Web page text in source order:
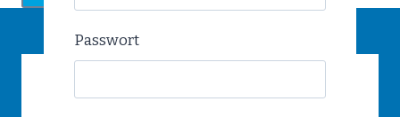
Plakat am 16.01.2026 um
Passwort